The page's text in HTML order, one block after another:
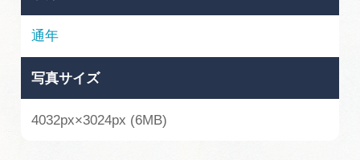
動画ライブラリー
お問い合わせ
通年
写真サイズ
4032px×3024px (6MB)